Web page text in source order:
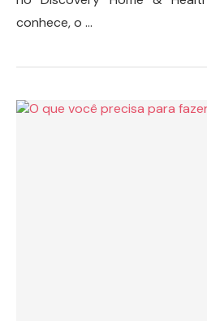
conhece, o …